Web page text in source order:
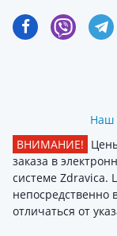
Наш
ВНИМАНИЕ!
заказа в
системе Zdravica.
непосредственно
отличаться от